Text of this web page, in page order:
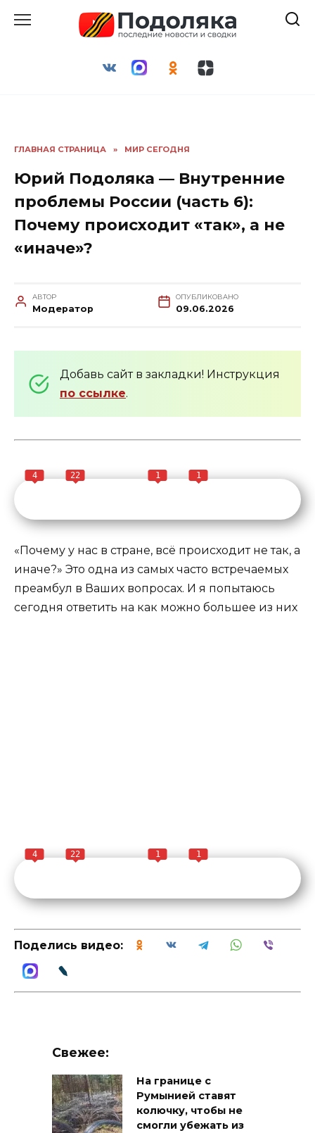
ГЛАВНАЯ СТРАНИЦА » МИР СЕГОДНЯ
Юрий Подоляка — Внутренние
проблемы России (часть 6):
Почему происходит «так», а не
«иначе»?
АВТОР
Модератор
ОПУБЛИКОВАНО
09.06.2026
Добавь сайт в закладки! Инструкция
по ссылке.
4 22 1 1
«Почему у нас в стране, всё происходит не так, а
иначе?» Это одна из самых часто встречаемых
преамбул в Ваших вопросах. И я попытаюсь
сегодня ответить на как можно большее из них
4 22 1 1
Поделись видео:
Свежее:
На границе с
Румынией ставят
колючку, чтобы не
смогли убежать из